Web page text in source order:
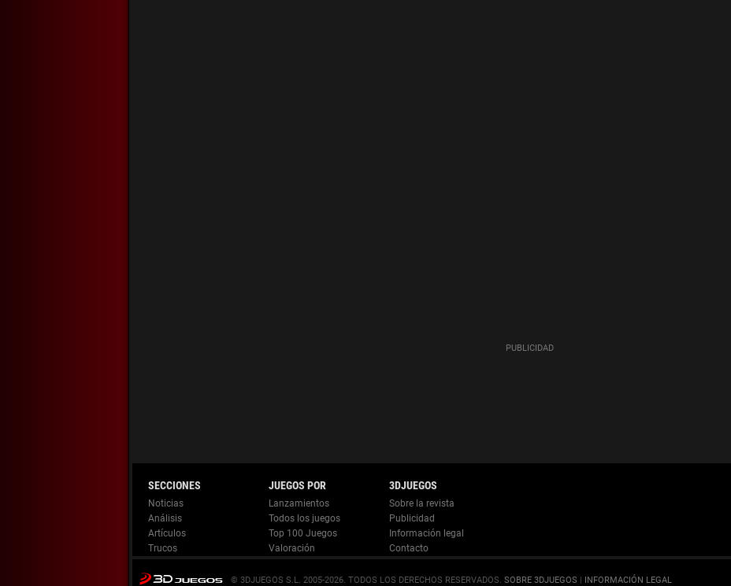
Noticias
Análisis
Artículos
Trucos
Lanzamientos
Todos los juegos
Top 100 Juegos
Valoración
Información legal
© 3DJUEGOS S.L. 2005-2026. . SOBRE 3DJUEGOS | INFORMACIÓN LEGAL